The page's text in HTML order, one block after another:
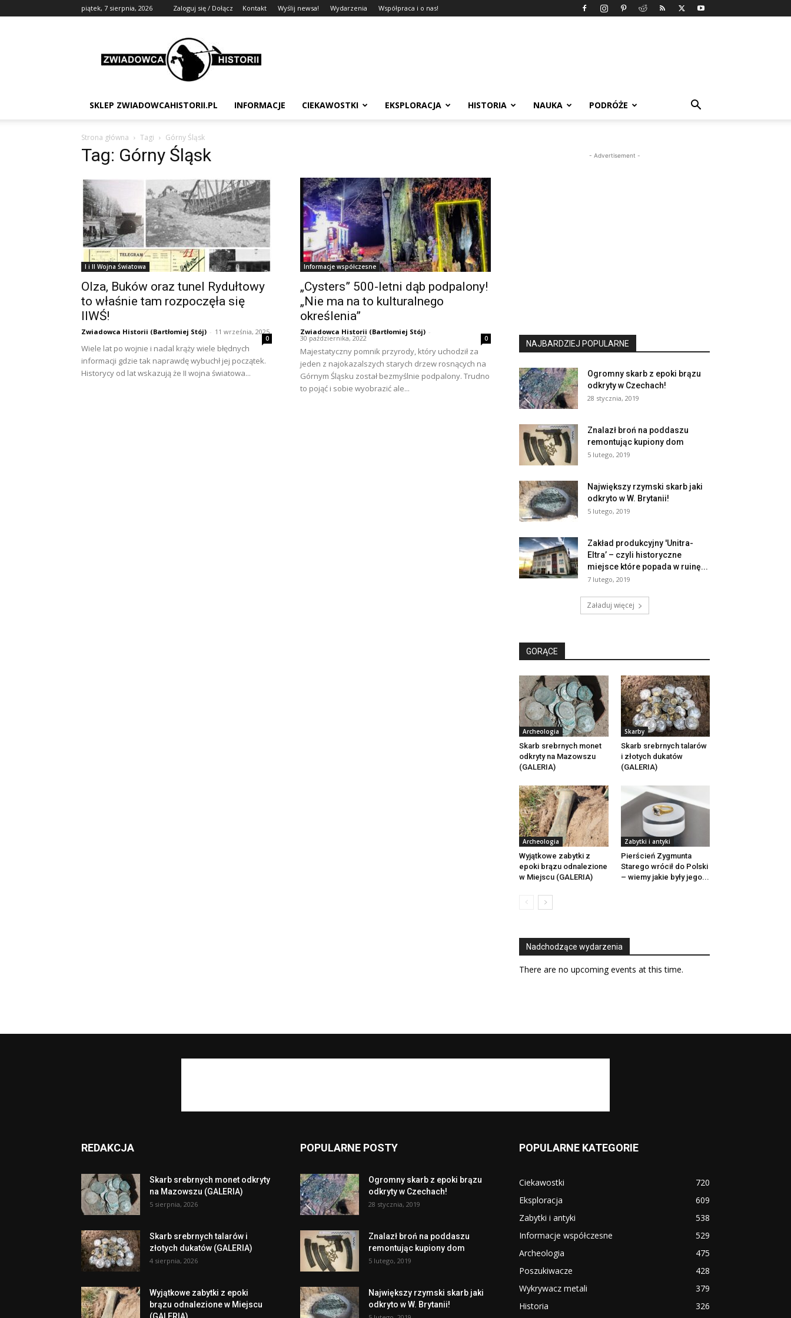
piątek, 7 sierpnia, 2026 Zaloguj się / Dołącz Kontakt Wyślij newsa! Wydarzenia Współpraca i o nas!
Zwiadowca
Historii
SKLEP ZWIADOWCAHISTORII.PL INFORMACJE CIEKAWOSTKI EKSPLORACJA HISTORIA NAUKA PODRÓŻE
Strona główna Tagi Górny Śląsk
Tag: Górny Śląsk
I i II Wojna Światowa
Olza, Buków oraz tunel Rydułtowy
to właśnie tam rozpoczęła się
IIWŚ!
Zwiadowca Historii (Bartłomiej Stój) - 11 września, 2025
0
Wiele lat po wojnie i nadal krąży wiele błędnych
informacji gdzie tak naprawdę wybuchł jej początek.
Historycy od lat wskazują że II wojna światowa...
Informacje współczesne
„Cysters” 500-letni dąb podpalony!
„Nie ma na to kulturalnego
określenia”
Zwiadowca Historii (Bartłomiej Stój) -
30 października, 2022 0
Majestatyczny pomnik przyrody, który uchodził za
jeden z najokazalszych starych drzew rosnących na
Górnym Śląsku został bezmyślnie podpalony. Trudno
to pojąć i sobie wyobrazić ale...
- Advertisement -
NAJBARDZIEJ POPULARNE
Ogromny skarb z epoki brązu
odkryty w Czechach!
28 stycznia, 2019
Znalazł broń na poddaszu
remontując kupiony dom
5 lutego, 2019
Największy rzymski skarb jaki
odkryto w W. Brytanii!
5 lutego, 2019
Zakład produkcyjny 'Unitra-
Eltra’ – czyli historyczne
miejsce które popada w ruinę...
7 lutego, 2019
Załaduj więcej
GORĄCE
Archeologia
Skarb srebrnych monet
odkryty na Mazowszu
(GALERIA)
Skarby
Skarb srebrnych talarów
i złotych dukatów
(GALERIA)
Archeologia
Wyjątkowe zabytki z
epoki brązu odnalezione
w Miejscu (GALERIA)
Zabytki i antyki
Pierścień Zygmunta
Starego wrócił do Polski
– wiemy jakie były jego...
Nadchodzące wydarzenia
There are no upcoming events at this time.
REDAKCJA
Skarb srebrnych monet odkryty
na Mazowszu (GALERIA)
5 sierpnia, 2026
Skarb srebrnych talarów i
złotych dukatów (GALERIA)
4 sierpnia, 2026
Wyjątkowe zabytki z epoki
brązu odnalezione w Miejscu
POPULARNE POSTY
Ogromny skarb z epoki brązu
odkryty w Czechach!
28 stycznia, 2019
Znalazł broń na poddaszu
remontując kupiony dom
5 lutego, 2019
Największy rzymski skarb jaki
odkryto w W. Brytanii!
POPULARNE KATEGORIE
Ciekawostki
720
Eksploracja
609
Zabytki i antyki
538
Informacje współczesne
529
Archeologia
475
Poszukiwacze
428
Wykrywacz metali
379
Historia
326